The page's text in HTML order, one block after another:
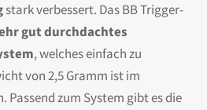
stark verbessert. Das BB Trigger-
gut durchdachtes
, welches einfach zu
von 2,5 Gramm ist im
zum System gibt es die